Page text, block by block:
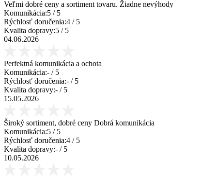
Veľmi dobré ceny a sortiment tovaru. Žiadne nevýhody
Komunikácia:5 / 5
Rýchlosť doručenia:4 / 5
Kvalita dopravy:5 / 5
04.06.2026
Perfektná komunikácia a ochota
Komunikácia:- / 5
Rýchlosť doručenia:- / 5
Kvalita dopravy:- / 5
15.05.2026
Široký sortiment, dobré ceny Dobrá komunikácia
Komunikácia:5 / 5
Rýchlosť doručenia:4 / 5
Kvalita dopravy:- / 5
10.05.2026